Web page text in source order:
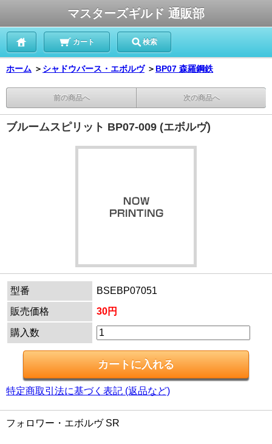
マスターズギルド 通販部
カート 検索
ホーム ＞ シャドウバース・エボルヴ ＞ BP07 森羅鋼鉄
前の商品へ 次の商品へ
ブルームスピリット BP07-009 (エボルヴ)
型番
BSEBP07051
販売価格
30円
購入数
特定商取引法に基づく表記 (返品など)
フォロワー・エボルヴ SR